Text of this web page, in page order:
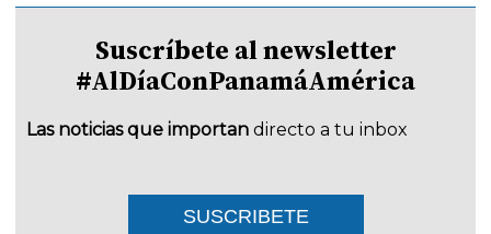
Suscríbete al newsletter
#AlDíaConPanamáAmérica
Las noticias que importan directo a tu inbox
SUSCRIBETE